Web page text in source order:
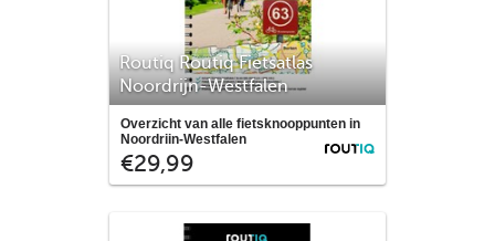
Routiq Routiq Fietsatlas
Noordrijn-Westfalen
Deze Routiq fietsatlas bevat 244 pagina's
met cartografie van Noordrijn-Westfalen
aangevuld met het knooppuntennetwerk.
Overzicht van alle fietsknooppunten in
Noordrijn-Westfalen
€29,99 Routiq